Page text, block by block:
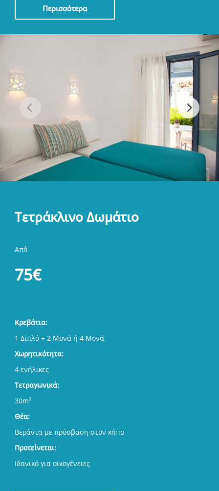
Περισσότερα
Τετράκλινο Δωμάτιο
Από
75€
Κρεβάτια:
1 Διπλό + 2 Μονά ή 4 Μονά
Χωρητικότητα:
4 ενήλικες
Τετραγωνικά:
30m²
Θέα:
Βεράντα με πρόσβαση στον κήπο
Προτείνεται:
Ιδανικό για οικογένειες